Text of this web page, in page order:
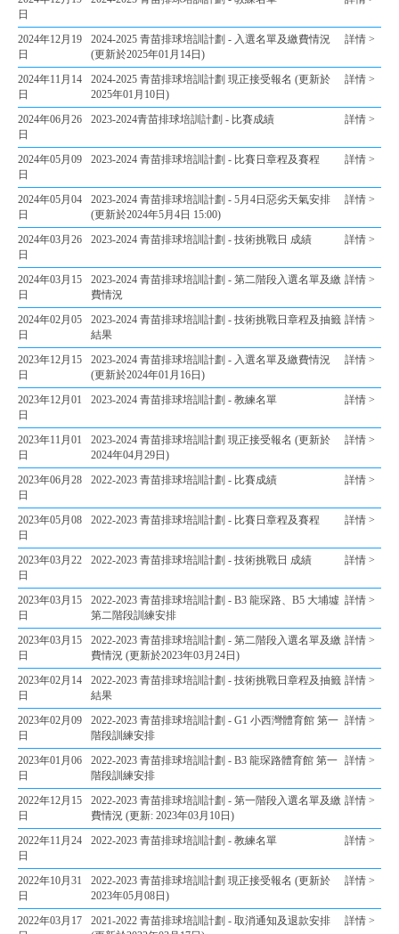
日
2024年12月19
日
2024-2025 青苗排球培訓計劃 - 入選名單及繳費情況
(更新於2025年01月14日)
詳情 >
2024年11月14
日
2024-2025 青苗排球培訓計劃 現正接受報名 (更新於
2025年01月10日)
詳情 >
2024年06月26
日
2023-2024青苗排球培訓計劃 - 比賽成績 詳情 >
2024年05月09
日
2023-2024 青苗排球培訓計劃 - 比賽日章程及賽程 詳情 >
2024年05月04
日
2023-2024 青苗排球培訓計劃 - 5月4日惡劣天氣安排
(更新於2024年5月4日 15:00)
詳情 >
2024年03月26
日
2023-2024 青苗排球培訓計劃 - 技術挑戰日 成績 詳情 >
2024年03月15
日
2023-2024 青苗排球培訓計劃 - 第二階段入選名單及繳
費情況
詳情 >
2024年02月05
日
2023-2024 青苗排球培訓計劃 - 技術挑戰日章程及抽籤
結果
詳情 >
2023年12月15
日
2023-2024 青苗排球培訓計劃 - 入選名單及繳費情況
(更新於2024年01月16日)
詳情 >
2023年12月01
日
2023-2024 青苗排球培訓計劃 - 教練名單 詳情 >
2023年11月01
日
2023-2024 青苗排球培訓計劃 現正接受報名 (更新於
2024年04月29日)
詳情 >
2023年06月28
日
2022-2023 青苗排球培訓計劃 - 比賽成績 詳情 >
2023年05月08
日
2022-2023 青苗排球培訓計劃 - 比賽日章程及賽程 詳情 >
2023年03月22
日
2022-2023 青苗排球培訓計劃 - 技術挑戰日 成績 詳情 >
2023年03月15
日
2022-2023 青苗排球培訓計劃 - B3 龍琛路、B5 大埔墟
第二階段訓練安排
詳情 >
2023年03月15
日
2022-2023 青苗排球培訓計劃 - 第二階段入選名單及繳
費情況 (更新於2023年03月24日)
詳情 >
2023年02月14
日
2022-2023 青苗排球培訓計劃 - 技術挑戰日章程及抽籤
結果
詳情 >
2023年02月09
日
2022-2023 青苗排球培訓計劃 - G1 小西灣體育館 第一
階段訓練安排
詳情 >
2023年01月06
日
2022-2023 青苗排球培訓計劃 - B3 龍琛路體育館 第一
階段訓練安排
詳情 >
2022年12月15
日
2022-2023 青苗排球培訓計劃 - 第一階段入選名單及繳
費情況 (更新: 2023年03月10日)
詳情 >
2022年11月24
日
2022-2023 青苗排球培訓計劃 - 教練名單 詳情 >
2022年10月31
日
2022-2023 青苗排球培訓計劃 現正接受報名 (更新於
2023年05月08日)
詳情 >
2022年03月17
2021-2022 青苗排球培訓計劃 - 取消通知及退款安排
詳情 >